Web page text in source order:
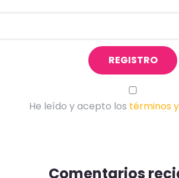
He leído y acepto los términos
Comentarios